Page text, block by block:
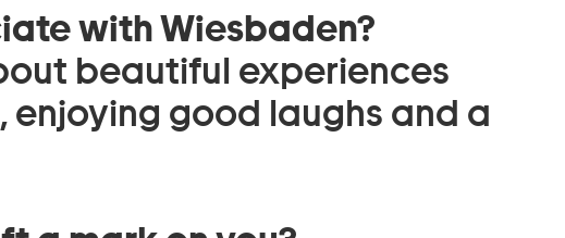
with Wiesbaden?
beautiful experiences
enjoying good laughs and a